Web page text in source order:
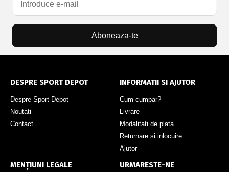
Aboneaza-te
DESPRE SPORT DEPOT
Despre Sport Depot
Noutati
Contact
INFORMATII SI AJUTOR
Cum cumpar?
Livrare
Modalitati de plata
Returnare si inlocuire
Ajutor
MENȚIUNI LEGALE URMARESTE-NE